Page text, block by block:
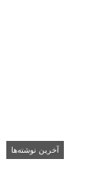
آخرین نوشته‌ها